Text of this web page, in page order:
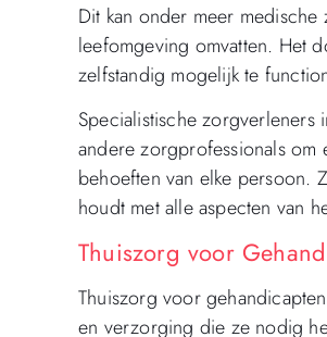
Dit kan onder meer
leefomgeving omvatten. Het
zelfstandig mogelijk te
Specialistische zorgverleners
andere zorgprofessionals
behoeften van elke persoon.
houdt met alle aspecten van
Thuiszorg voor
Thuiszorg voor
en verzorging die ze nodig